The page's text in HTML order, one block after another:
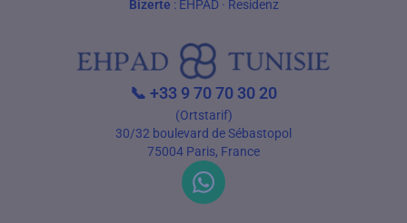
Bizerte : EHPAD· Residenz
📞 +33 9 70 70 30 20
(Ortstarif)
30/32 boulevard de Sébastopol
75004 Paris, France